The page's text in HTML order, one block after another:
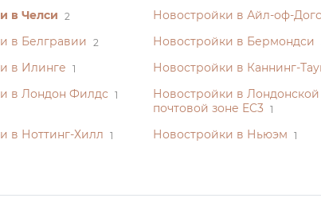
в Челси 2 Новостройки в Айл-оф-Догс
в Белгравии 2 Новостройки в Бермондси
в Илинге 1 Новостройки в Каннинг-
в Лондон Филдс 1
Новостройки в Лондонской
почтовой зоне EC3 1
в Ноттинг-Хилл 1 Новостройки в Ньюэм 1